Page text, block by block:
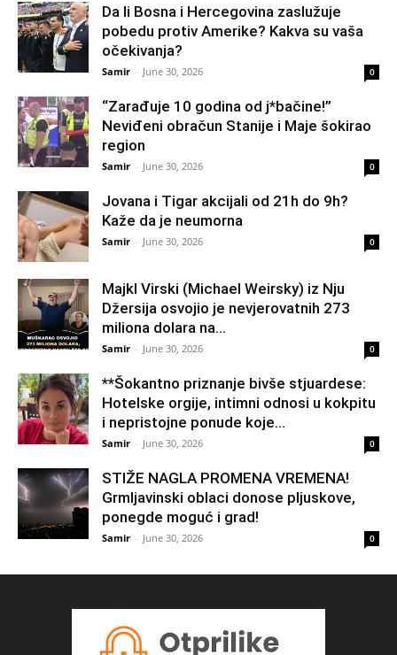
Da li Bosna i Hercegovina zaslužuje
pobedu protiv Amerike? Kakva su vaša
očekivanja?
Samir - June 30, 2026 0
“Zarađuje 10 godina od j*bačine!”
Neviđeni obračun Stanije i Maje šokirao
region
Samir - June 30, 2026 0
Jovana i Tigar akcijali od 21h do 9h?
Kaže da je neumorna
Samir - June 30, 2026 0
Majkl Virski (Michael Weirsky) iz Nju
Džersija osvojio je nevjerovatnih 273
miliona dolara na...
Samir - June 30, 2026 0
**Šokantno priznanje bivše stjuardese:
Hotelske orgije, intimni odnosi u kokpitu
i nepristojne ponude koje...
Samir - June 30, 2026 0
STIŽE NAGLA PROMENA VREMENA!
Grmljavinski oblaci donose pljuskove,
ponegde moguć i grad!
Samir - June 30, 2026 0